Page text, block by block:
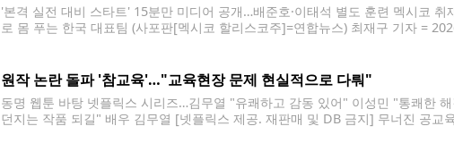
'본격 실전 대비 스타트' 15분만 미디어 공개…배준호·이태석 별도 훈련 멕시코
로 몸 푸는 한국 대표팀 (사포판[멕시코 할리스코주]=연합뉴스) 최재구 기자 =
원작 논란 돌파 '참교육'…"교육현장 문제 현실적으로 다뤄"
동명 웹툰 바탕 넷플릭스 시리즈…김무열 "유쾌하고 감동 있어" 이성민 "통쾌한
던지는 작품 되길" 배우 김무열 [넷플릭스 제공. 재판매 및 DB 금지] 무너진 공교